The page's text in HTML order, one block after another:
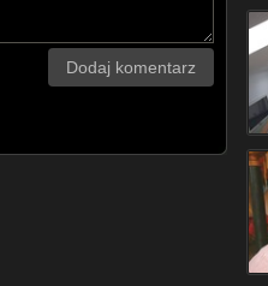
Dodaj komentarz